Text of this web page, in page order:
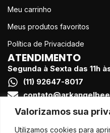
Valorizamos sua
Utilizamos cookies para
Meu carrinho
Meus produtos favoritos
Política de Privacidade
ATENDIMENTO
Segunda à Sexta das 11h
(11) 92647-8017
FORMAS DE